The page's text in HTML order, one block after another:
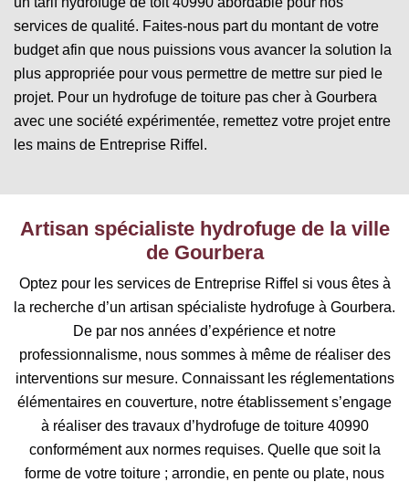
services de qualité. Faites-nous part du montant de votre
budget afin que nous puissions vous avancer la solution la
plus appropriée pour vous permettre de mettre sur pied le
projet. Pour un hydrofuge de toiture pas cher à Gourbera
avec une société expérimentée, remettez votre projet entre
les mains de Entreprise Riffel.
Artisan spécialiste hydrofuge de la ville
de Gourbera
Optez pour les services de Entreprise Riffel si vous êtes à
la recherche d’un artisan spécialiste hydrofuge à Gourbera.
De par nos années d’expérience et notre
professionnalisme, nous sommes à même de réaliser des
interventions sur mesure. Connaissant les réglementations
élémentaires en couverture, notre établissement s’engage
à réaliser des travaux d’hydrofuge de toiture 40990
conformément aux normes requises. Quelle que soit la
forme de votre toiture ; arrondie, en pente ou plate, nous